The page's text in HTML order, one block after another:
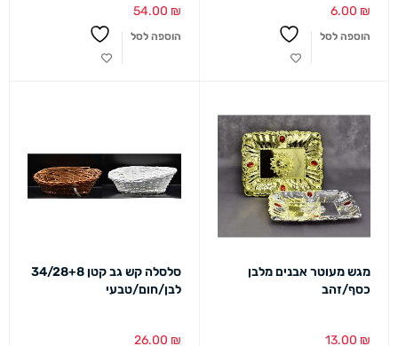
6.00 ₪
הוספה לסל
54.00 ₪
הוספה לסל
מגש מעוטר אבנים מלבן
כסף/זהב
13.00 ₪
סלסלה קש גב קטן 34/28+8
לבן/חום/טבעי
26.00 ₪